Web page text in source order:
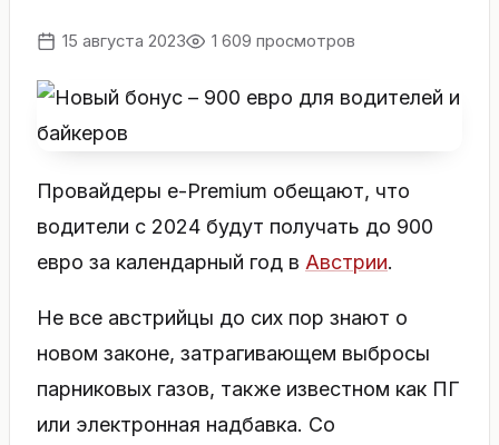
15 августа 2023 1 609 просмотров
Провайдеры e-Premium обещают, что
водители с 2024 будут получать до 900
евро за календарный год в Австрии.
Не все австрийцы до сих пор знают о
новом законе, затрагивающем выбросы
парниковых газов, также известном как ПГ
или электронная надбавка. Со